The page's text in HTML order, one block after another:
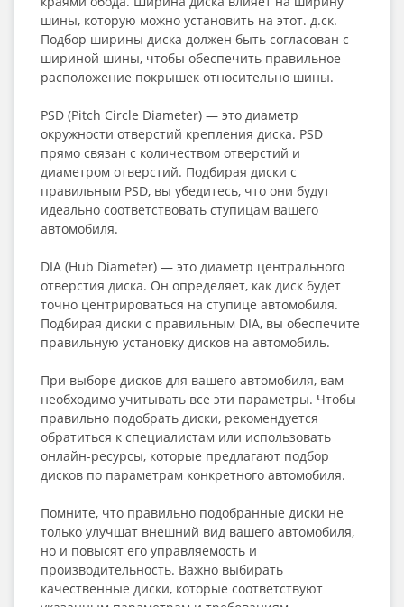
шины, которую можно установить на этот. д.ск.
Подбор ширины диска должен быть согласован с
шириной шины, чтобы обеспечить правильное
расположение покрышек относительно шины.
PSD (Pitch Circle Diameter) — это диаметр
окружности отверстий крепления диска. PSD
прямо связан с количеством отверстий и
диаметром отверстий. Подбирая диски с
правильным PSD, вы убедитесь, что они будут
идеально соответствовать ступицам вашего
автомобиля.
DIA (Hub Diameter) — это диаметр центрального
отверстия диска. Он определяет, как диск будет
точно центрироваться на ступице автомобиля.
Подбирая диски с правильным DIA, вы обеспечите
правильную установку дисков на автомобиль.
При выборе дисков для вашего автомобиля, вам
необходимо учитывать все эти параметры. Чтобы
правильно подобрать диски, рекомендуется
обратиться к специалистам или использовать
онлайн-ресурсы, которые предлагают подбор
дисков по параметрам конкретного автомобиля.
Помните, что правильно подобранные диски не
только улучшат внешний вид вашего автомобиля,
но и повысят его управляемость и
производительность. Важно выбирать
качественные диски, которые соответствуют